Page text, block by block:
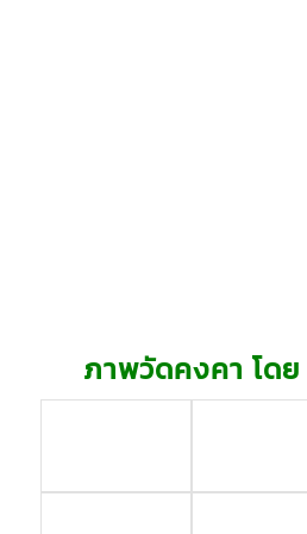
ภาพวัดคงคา โดย